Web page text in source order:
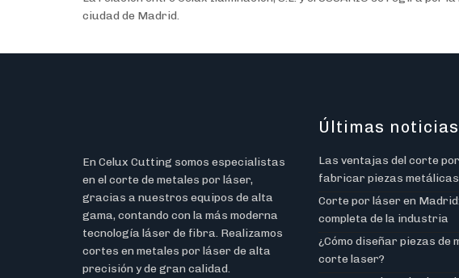
ciudad de Madrid.
En Celux Cutting somos especialistas
en el corte de metales por láser,
gracias a nuestros equipos de alta
gama, contando con la más moderna
tecnología láser de fibra. Realizamos
cortes en metales por láser de alta
precisión y de gran calidad.
Últimas noticias
Las ventajas del corte
fabricar piezas metálicas
Corte por láser en
completa de la industria
¿Cómo diseñar piezas de
corte laser?